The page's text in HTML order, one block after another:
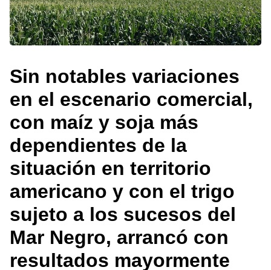
Sin notables variaciones
en el escenario comercial,
con maíz y soja más
dependientes de la
situación en territorio
americano y con el trigo
sujeto a los sucesos del
Mar Negro, arrancó con
resultados mayormente